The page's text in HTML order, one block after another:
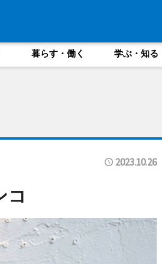
暮らす・働く 学ぶ・知る
2023.10.26
コ